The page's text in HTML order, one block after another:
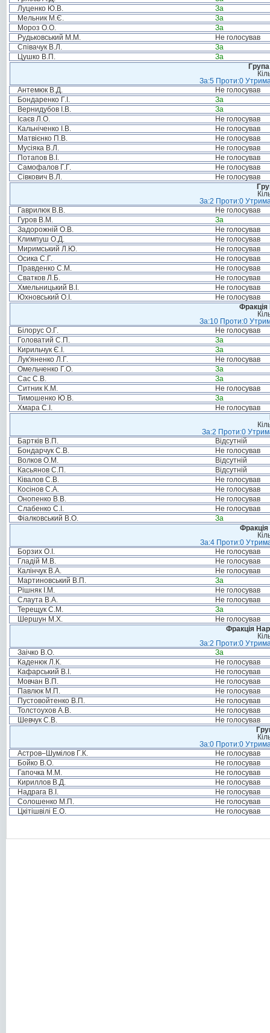
Луценко Ю.В.
За
Мельник М.Є.
За
Мороз О.О.
За
Рудьковський М.М.
Не голосував
Співачук В.Л.
За
Цушко В.П.
За
За:5 Проти:0
Антемюк В.Д.
Не голосував
Бондаренко Г.І.
За
Вернидубов І.В.
За
Ісаєв Л.О.
Не голосував
Кальніченко І.В.
Не голосував
Матвієнко П.В.
Не голосував
Мусіяка В.Л.
Не голосував
Потапов В.І.
Не голосував
Самофалов Г.Г.
Не голосував
Сівкович В.Л.
Не голосував
За:2 Проти:0
Гаврилюк В.В.
Не голосував
Гуров В.М.
За
Задорожній О.В.
Не голосував
Климпуш О.Д.
Не голосував
Миримський Л.Ю.
Не голосував
Осика С.Г.
Не голосував
Правденко С.М.
Не голосував
Сватков Л.Б.
Не голосував
Хмельницький В.І.
Не голосував
Юхновський О.І.
Не голосував
За:10 Проти:0
Білорус О.Г.
Не голосував
Головатий С.П.
За
Кирильчук Є.І.
За
Лук'яненко Л.Г.
Не голосував
Омельченко Г.О.
За
Сас С.В.
За
Ситник К.М.
Не голосував
Тимошенко Ю.В.
За
Хмара С.І.
Не голосував
За:2 Проти:0
Бартків В.П.
Відсутній
Бондарчук С.В.
Не голосував
Волков О.М.
Відсутній
Касьянов С.П.
Відсутній
Ківалов С.В.
Не голосував
Косінов С.А.
Не голосував
Онопенко В.В.
Не голосував
Слабенко С.І.
Не голосував
Фіалковський В.О.
За
Фракція
За:4 Проти:0
Борзих О.І.
Не голосував
Гладій М.В.
Не голосував
Калінчук В.А.
Не голосував
Мартиновський В.П.
За
Рішняк І.М.
Не голосував
Слаута В.А.
Не голосував
Терещук С.М.
За
Шершун М.Х.
Не голосував
Фракція
За:2 Проти:0
Заічко В.О.
За
Каденюк Л.К.
Не голосував
Кафарський В.І.
Не голосував
Мовчан В.П.
Не голосував
Павлюк М.П.
Не голосував
Пустовойтенко В.П.
Не голосував
Толстоухов А.В.
Не голосував
Шевчук С.В.
Не голосував
За:0 Проти:0
Астров–Шумілов Г.К.
Не голосував
Бойко В.О.
Не голосував
Гапочка М.М.
Не голосував
Кириллов В.Д.
Не голосував
Надрага В.І.
Не голосував
Солошенко М.П.
Не голосував
Цкітішвілі Е.О.
Не голосував